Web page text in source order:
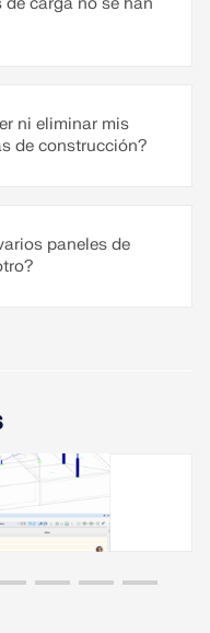
ni eliminar mis
de construcción?
paneles de
Armenia